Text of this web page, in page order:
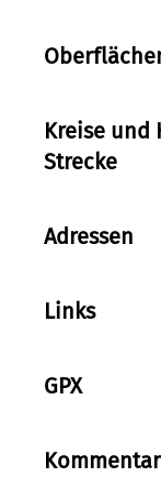
Kreise und
Strecke
Adressen
Links
GPX